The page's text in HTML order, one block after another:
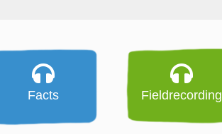
Facts Fieldrecording